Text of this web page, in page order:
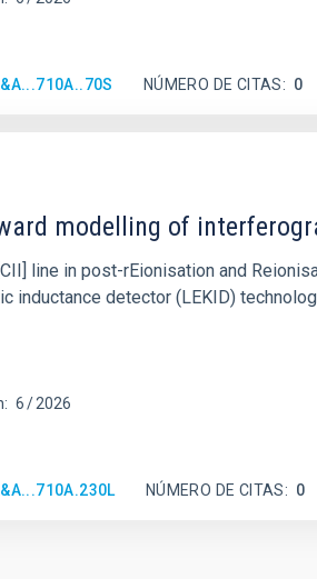
NÚMERO DE CITAS 0
modelling of
line in post-rEionisation and
inductance detector (LEKID)
6 2026
NÚMERO DE CITAS 0